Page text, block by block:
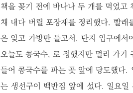
책을 꽂기 전에 바나나 두 개를 먹었
채 내다 버릴 포장재를 정리했다. 빨
은 잊고 가방만 들고서. 단지 입구에
오늘도 콩국수, 로 정했지만 멀리 가기
들어 콩국수를 파는 곳 앞에 당도했다
는 생선구이 백반집 앞에 섰다. 일요